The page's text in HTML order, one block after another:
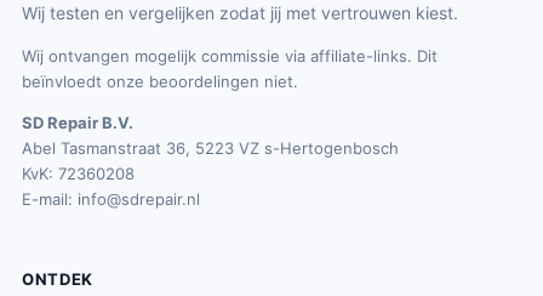
Wij testen en vergelijken zodat jij met vertrouwen kiest.
Wij ontvangen mogelijk commissie via affiliate-links. Dit
beïnvloedt onze beoordelingen niet.
SD Repair B.V.
Abel Tasmanstraat 36, 5223 VZ s-Hertogenbosch
KvK: 72360208
E-mail: info@sdrepair.nl
ONTDEK